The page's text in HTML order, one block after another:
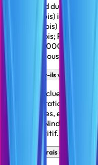
Cela dépend du type et
(249 DH/mois) idéal pour
(400 DH/mois) pour
visiteurs/mois; Plan Guru
premium, 5,000+
Consultez-nous si vous
Vos prix sont-ils vraiment les
Nos plans incluent:
gratuit, migration
automatiques, et accès
Genious et Nindohost,
prix compétitif. Vérifiez
Y a-t-il des frais cachés ou